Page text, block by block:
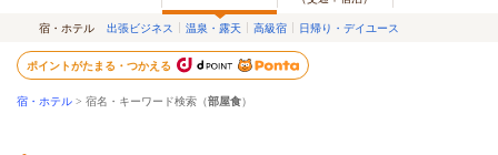
宿・ホテル 出張ビジネス 温泉・露天 高級宿 日帰り・デイユース
ポイントがたまる・つかえる
宿・ホテル > 宿名・キーワード検索（部屋食）